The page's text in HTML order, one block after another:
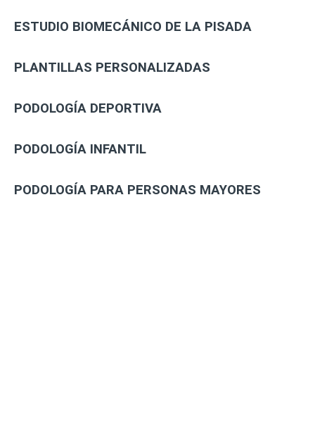
ESTUDIO BIOMECÁNICO DE LA PISADA
PLANTILLAS PERSONALIZADAS
PODOLOGÍA DEPORTIVA
PODOLOGÍA INFANTIL
PODOLOGÍA PARA PERSONAS MAYORES